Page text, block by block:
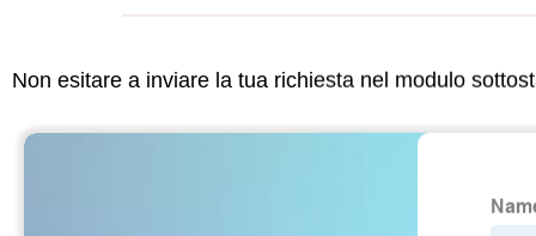
Non esitare a inviare la tua richiesta nel modulo